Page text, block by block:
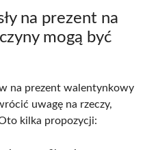
na prezent na
mogą być
na prezent walentynkowy
uwagę na rzeczy,
kilka propozycji: